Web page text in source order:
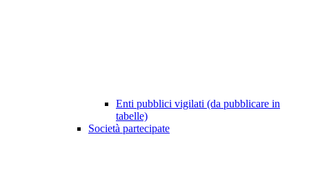
Enti pubblici vigilati (da pubblicare in
tabelle)
Società partecipate